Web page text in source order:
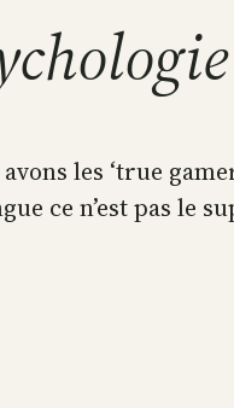
les ‘true
ce n’est pas